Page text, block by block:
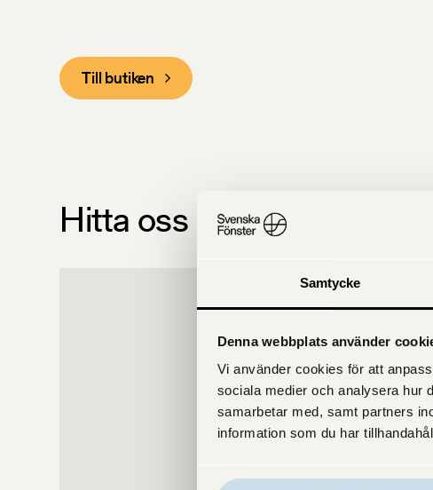
Samtycke
Denna webbplats använder
Vi använder cookies för att
sociala medier och analysera hur
samarbetar med, samt partners
information som du har
Till butiken
Hitta oss på kartan